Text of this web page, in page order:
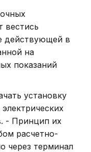
вестись
действующей в
на
показаний
установку
- Принцип их
расчетно-
через терминал